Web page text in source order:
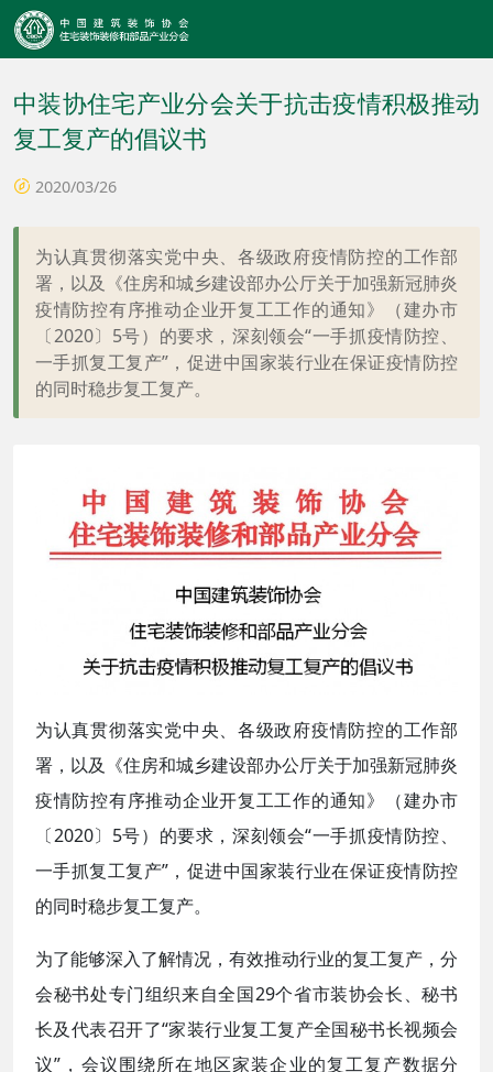
中装协住宅产业分会关于抗击疫情积极推动
复工复产的倡议书
2020/03/26
为认真贯彻落实党中央、各级政府疫情防控的工作部
署，以及《住房和城乡建设部办公厅关于加强新冠肺炎
疫情防控有序推动企业开复工工作的通知》（建办市
〔2020〕5号）的要求，深刻领会“一手抓疫情防控、
一手抓复工复产”，促进中国家装行业在保证疫情防控
的同时稳步复工复产。
为认真贯彻落实党中央、各级政府疫情防控的工作部
署，以及《住房和城乡建设部办公厅关于加强新冠肺炎
疫情防控有序推动企业开复工工作的通知》（建办市
〔2020〕5号）的要求，深刻领会“一手抓疫情防控、
一手抓复工复产”，促进中国家装行业在保证疫情防控
的同时稳步复工复产。
为了能够深入了解情况，有效推动行业的复工复产，分
会秘书处专门组织来自全国29个省市装协会长、秘书
长及代表召开了“家装行业复工复产全国秘书长视频会
议”，会议围绕所在地区家装企业的复工复产数据分